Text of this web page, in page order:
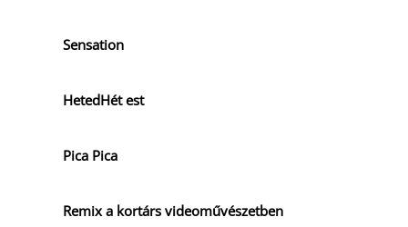
Sensation
HetedHét est
Pica Pica
Remix a kortárs videoművészetben